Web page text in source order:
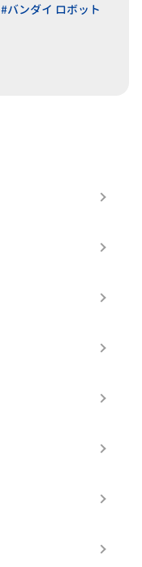
#バンダイ ロボット